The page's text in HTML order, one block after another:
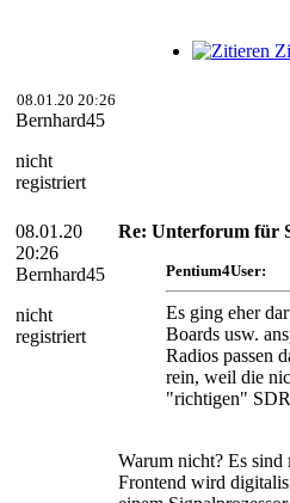
08.01.20 20:26
Bernhard45
nicht
registriert
08.01.20
20:26
Bernhard45
nicht
registriert
Re: Unterforum für
Pentium4User:
Es ging eher
Boards usw.
Radios passen
rein, weil die
"richtigen"
Warum nicht? Es sind
Frontend wird